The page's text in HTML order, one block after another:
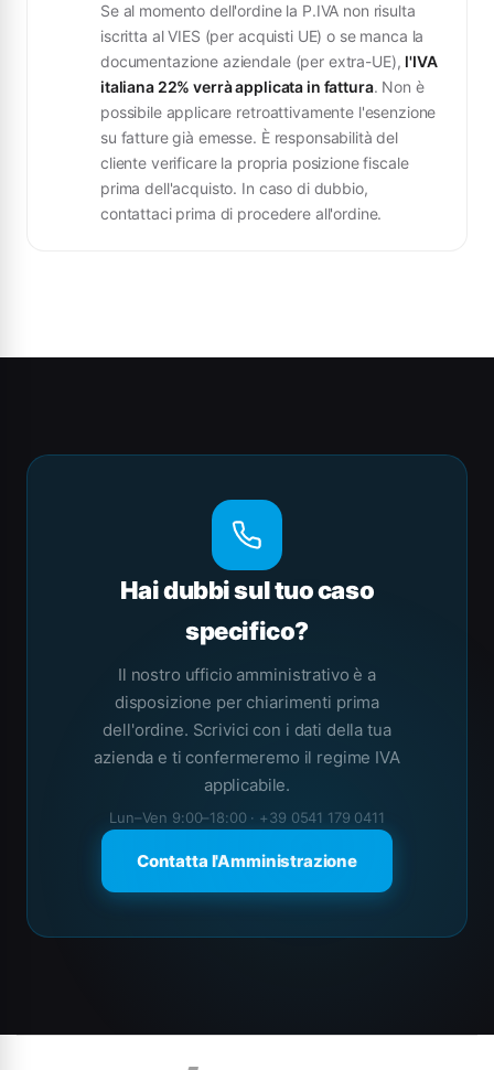
Se al momento dell'ordine la P.IVA non risulta
iscritta al VIES (per acquisti UE) o se manca la
documentazione aziendale (per extra-UE), l'IVA
italiana 22% verrà applicata in fattura. Non è
possibile applicare retroattivamente l'esenzione
su fatture già emesse. È responsabilità del
cliente verificare la propria posizione fiscale
prima dell'acquisto. In caso di dubbio,
contattaci prima di procedere all'ordine.
Hai dubbi sul tuo caso
specifico?
Il nostro ufficio amministrativo è a
disposizione per chiarimenti prima
dell'ordine. Scrivici con i dati della tua
azienda e ti confermeremo il regime IVA
applicabile.
Lun–Ven 9:00–18:00 · +39 0541 179 0411
Contatta l'Amministrazione